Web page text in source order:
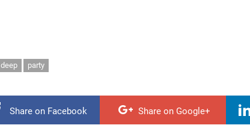
deep party
Share on Facebook Share on Google+